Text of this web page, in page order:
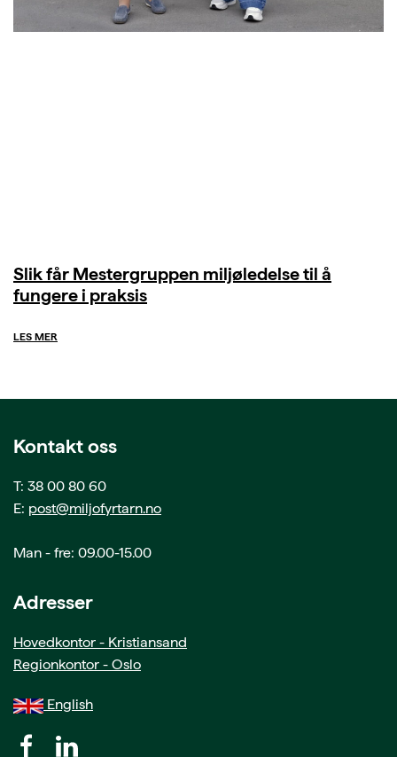
Slik får Mestergruppen miljøledelse til å
fungere i praksis
LES MER
Kontakt oss
T: 38 00 80 60
E: post@miljofyrtarn.no
Man - fre: 09.00-15.00
Adresser
Hovedkontor - Kristiansand
Regionkontor - Oslo
English